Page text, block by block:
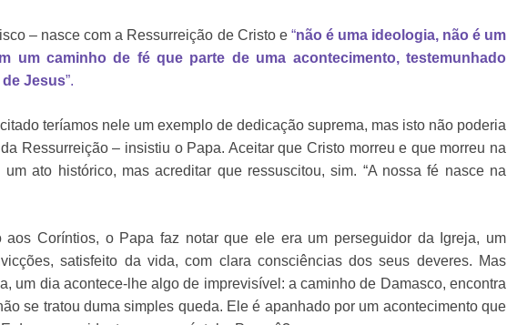
– nasce com a Ressurreição de Cristo e“não é uma ideologia, não é um
um caminho de fé que parte de uma acontecimento, testemunhado
Jesus”.
teríamos nele um exemplo de dedicação suprema, mas isto não poderia
Ressurreição – insistiu o Papa. Aceitar que Cristo morreu e que morreu na
ato histórico, mas acreditar que ressuscitou, sim. “A nossa fé nasce na
Coríntios, o Papa faz notar que ele era um perseguidor da Igreja, um
satisfeito da vida, com clara consciências dos seus deveres. Mas
um dia acontece-lhe algo de imprevisível: a caminho de Damasco, encontra
se tratou duma simples queda. Ele é apanhado por um acontecimento que